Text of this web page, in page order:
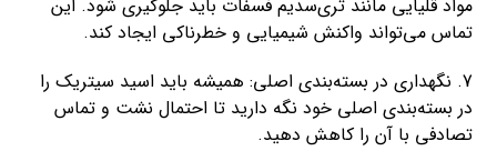
مواد قلیایی مانند تری‌سدیم فسفات باید جلوگیری شود. این
تماس می‌تواند واکنش شیمیایی و خطرناکی ایجاد کند.
7. نگهداری در بسته‌بندی اصلی: همیشه باید اسید سیتریک را
در بسته‌بندی اصلی خود نگه دارید تا احتمال نشت و تماس
تصادفی با آن را کاهش دهید.